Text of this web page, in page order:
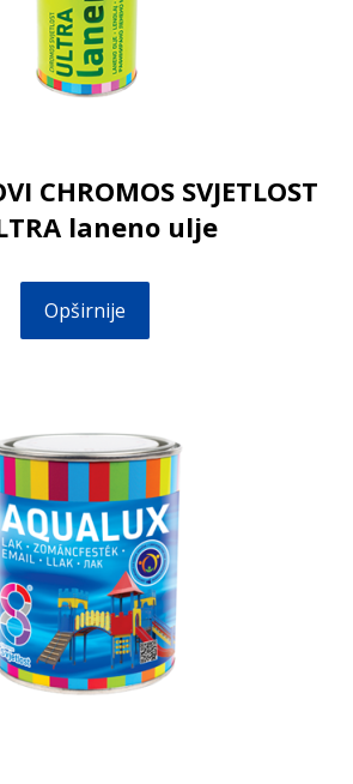
CHROMOS SVJETLOST
laneno ulje
Opširnije